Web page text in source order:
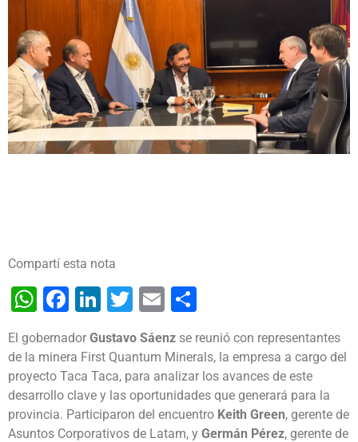
Compartí esta nota
WhatsApp
Facebook
LinkedIn
Twitter
Email
El gobernador Gustavo Sáenz se reunió con representantes
de la minera First Quantum Minerals, la empresa a cargo del
proyecto Taca Taca, para analizar los avances de este
desarrollo clave y las oportunidades que generará para la
provincia. Participaron del encuentro Keith Green, gerente de
Asuntos Corporativos de Latam, y Germán Pérez, gerente de